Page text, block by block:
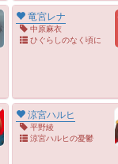
竜宮レナ
中原麻衣
ひぐらしのなく頃に
涼宮ハルヒ
平野綾
涼宮ハルヒの憂鬱